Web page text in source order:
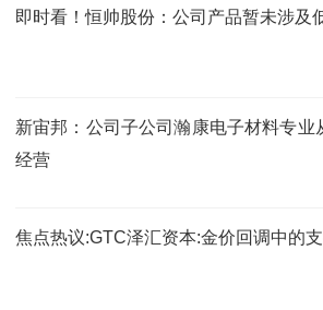
即时看！恒帅股份：公司产品暂未涉及
新宙邦：公司子公司瀚康电子材料专业
经营
焦点热议:GTC泽汇资本:金价回调中的